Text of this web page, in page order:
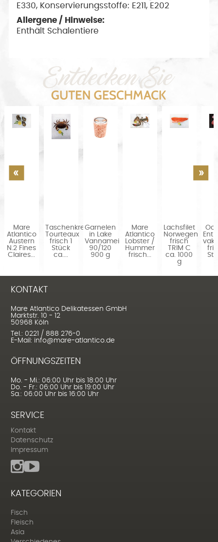
E330, Konservierungsstoffe: E211, E202
Allergene / Hinweise:
Enthält Schalentiere
Mare
Atlantico
Austern
N.2 Fines
Claires...
Taschenkrebse
Tourteaux
frisch 1
Stück
ca....
Garnelen
in Lake
Vannamei
90/120
900 g
Mare
Atlantico
Lobster /
Hummer
frisch...
Lachsfilet
Norwegen
frisch
TRIM C
ca. 1000
g
KONTAKT
Mare Atlantico Delikatessen GmbH
Marktstr. 10 - 12
50968 Köln
Tel.: 0221 / 888 276-0
E-Mail: info@mare-atlantico.de
ÖFFNUNGSZEITEN
Mo. - Mi.: 06:00 Uhr bis 18:00 Uhr
Do. - Fr.: 06:00 Uhr bis 19:00 Uhr
Sa.: 06:00 Uhr bis 16:00 Uhr
SERVICE
Kontakt
Datenschutz
Impressum
KATEGORIEN
Fisch
Fleisch
Asia